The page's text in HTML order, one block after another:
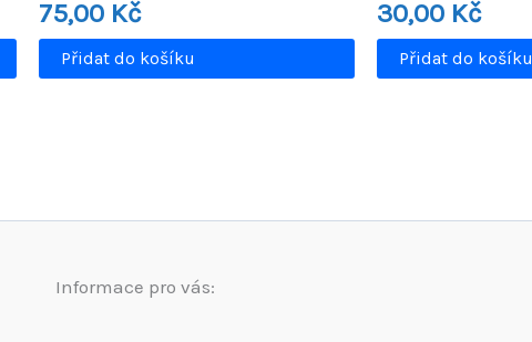
75,00 Kč
Přidat do košíku
30,00 Kč
Přidat do košíku
Informace pro vás: